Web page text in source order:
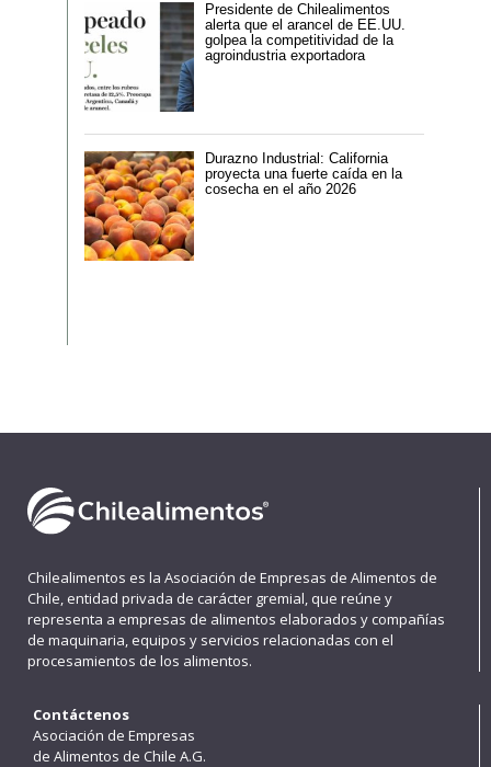
Presidente de Chilealimentos
alerta que el arancel de EE.UU.
golpea la competitividad de la
agroindustria exportadora
Durazno Industrial: California
proyecta una fuerte caída en la
cosecha en el año 2026
Chilealimentos es la Asociación de Empresas de Alimentos de
Chile, entidad privada de carácter gremial, que reúne y
representa a empresas de alimentos elaborados y compañías
de maquinaria, equipos y servicios relacionadas con el
procesamientos de los alimentos.
Contáctenos
Asociación de Empresas
de Alimentos de Chile A.G.